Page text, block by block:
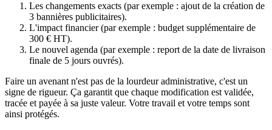
Les changements exacts (par exemple : ajout de la création de
3 bannières publicitaires).
L'impact financier (par exemple : budget supplémentaire de
300 € HT).
Le nouvel agenda (par exemple : report de la date de livraison
finale de 5 jours ouvrés).
Faire un avenant n'est pas de la lourdeur administrative, c'est un
signe de rigueur. Ça garantit que chaque modification est validée,
tracée et payée à sa juste valeur. Votre travail et votre temps sont
ainsi protégés.